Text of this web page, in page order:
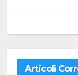
Articoli